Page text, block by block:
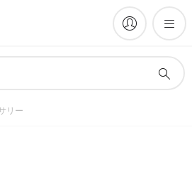
リー